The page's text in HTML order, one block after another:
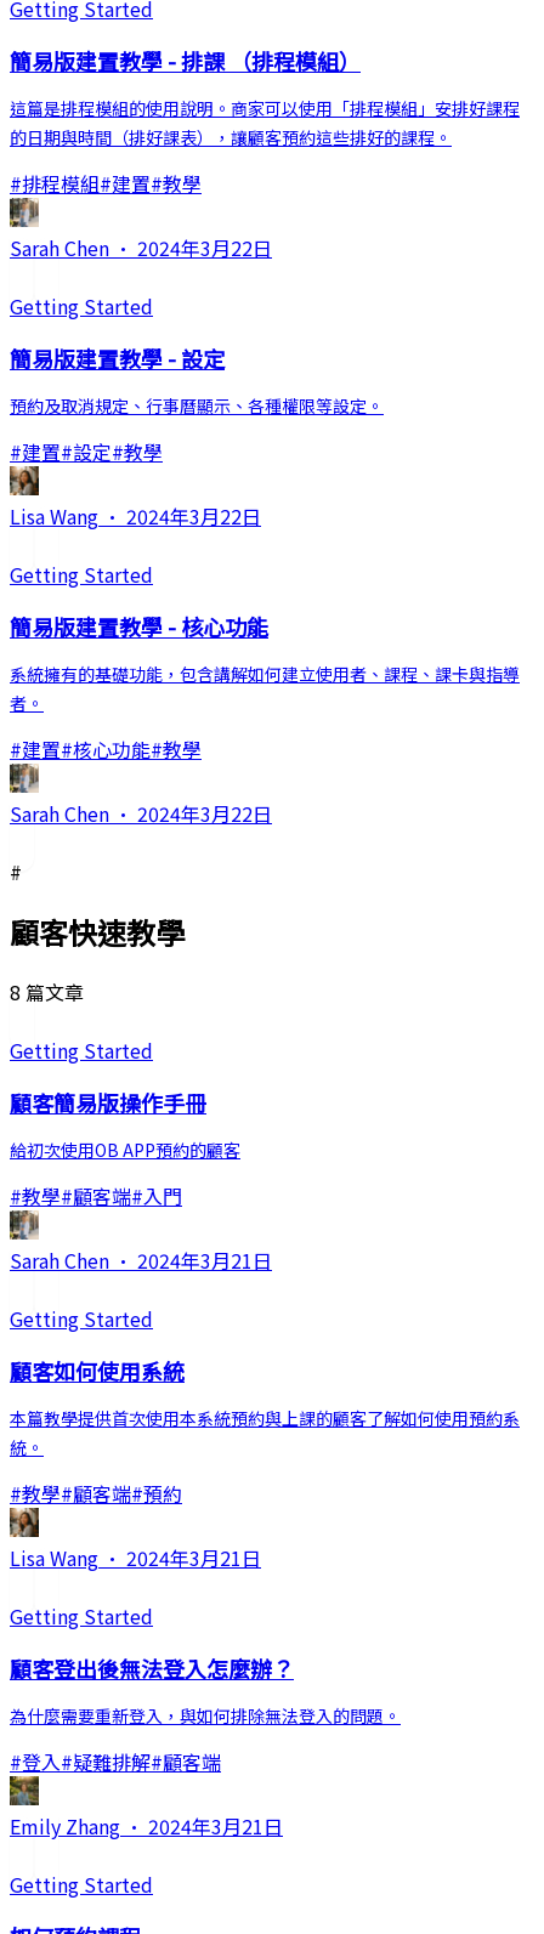
Getting Started
簡易版建置教學 - 排課 （排程模組）
這篇是排程模組的使用說明。商家可以使用「排程模組」安排好課程
的日期與時間（排好課表），讓顧客預約這些排好的課程。
#排程模組#建置#教學
Sarah Chen · 2024年3月22日
Getting Started
簡易版建置教學 - 設定
預約及取消規定、行事曆顯示、各種權限等設定。
#建置#設定#教學
Lisa Wang · 2024年3月22日
Getting Started
簡易版建置教學 - 核心功能
系統擁有的基礎功能，包含講解如何建立使用者、課程、課卡與指導
者。
#建置#核心功能#教學
Sarah Chen · 2024年3月22日
#
顧客快速教學
8 篇文章
Getting Started
顧客簡易版操作手冊
給初次使用OB APP預約的顧客
#教學#顧客端#入門
Sarah Chen · 2024年3月21日
Getting Started
顧客如何使用系統
本篇教學提供首次使用本系統預約與上課的顧客了解如何使用預約系
統。
#教學#顧客端#預約
Lisa Wang · 2024年3月21日
Getting Started
顧客登出後無法登入怎麼辦？
為什麼需要重新登入，與如何排除無法登入的問題。
#登入#疑難排解#顧客端
Emily Zhang · 2024年3月21日
Getting Started